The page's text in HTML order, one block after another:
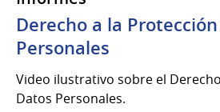
Derecho a la
Personales
Video ilustrativo sobre el
Datos Personales.